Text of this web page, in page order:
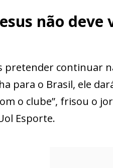
não
pretender continuar
para o Brasil, ele
o clube”, frisou o
Esporte.